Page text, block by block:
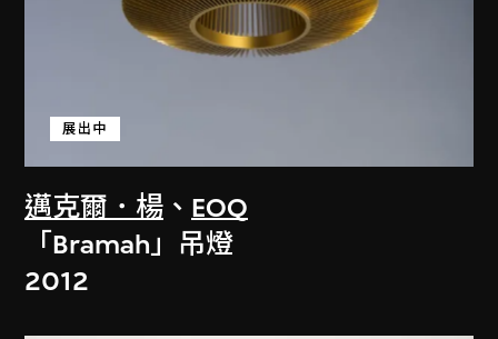
邁克爾．楊 、 EOQ
展出中
「Bramah」吊燈
2012